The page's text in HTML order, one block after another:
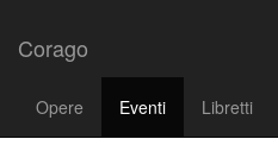
Corago
Opere Eventi Libretti